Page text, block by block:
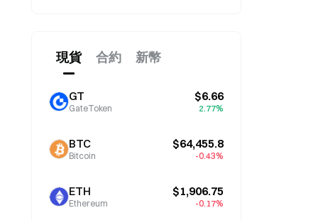
現貨 合約 新幣
GT
GateToken
$6.66
2.77%
BTC
Bitcoin
$64,455.8
-0.43%
ETH
Ethereum
$1,906.75
-0.17%